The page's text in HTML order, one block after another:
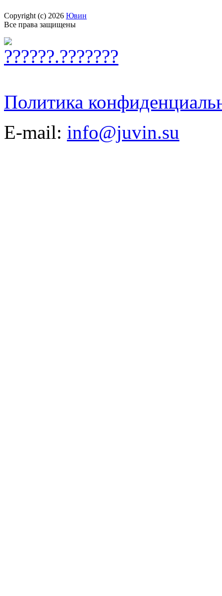
Copyright (c) 2026 Ювин
Все права защищены
Политика
E-mail: info@juvin.su